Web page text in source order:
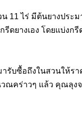
น 11ไร่ มีต้นยางประ
ดยางเอง โดยแบ่งก
รับซื้อถึงในสวนให้ร
คร่าวๆ แล้ว คุณลุงจ